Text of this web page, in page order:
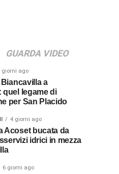
GUARDA VIDEO
giorni ago
Biancavilla a
quel legame di
per San Placido
4 giorni ago
Acoset bucata da
idrici in mezza
6 giorni ago